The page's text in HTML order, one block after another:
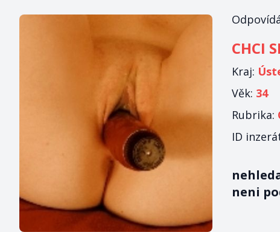
CHCI
Kraj:
Věk: 34
Rubrika:
ID
neni